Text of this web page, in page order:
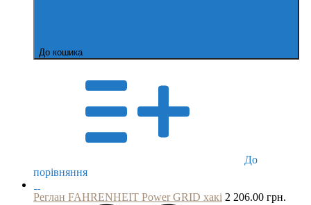
До кошика
До
порівняння
Реглан FAHRENHEIT Power GRID хакі 2 206.00 грн.